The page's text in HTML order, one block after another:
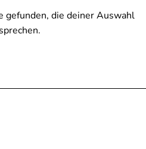
gefunden, die deiner Auswahl